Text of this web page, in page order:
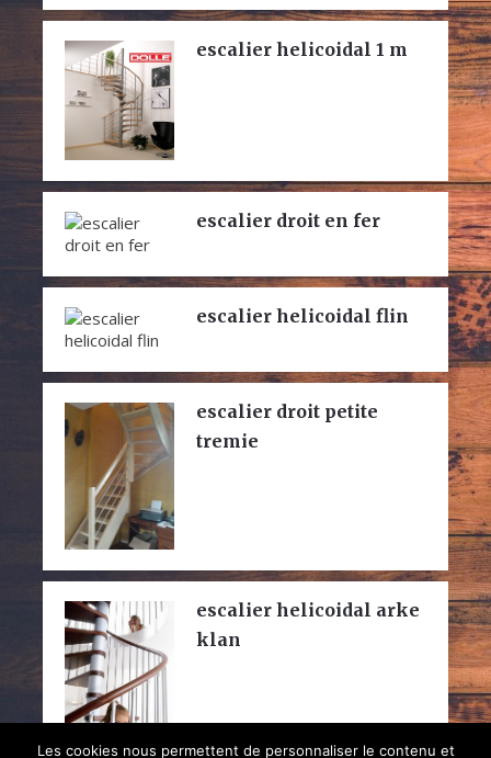
escalier helicoidal 1 m
escalier droit en fer
escalier helicoidal flin
escalier droit petite
tremie
escalier helicoidal arke
klan
Les cookies nous permettent de personnaliser le contenu et